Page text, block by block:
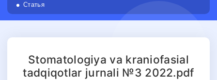
Статья
Stomatologiya va kraniofasial
tadqiqotlar jurnali №3 2022.pdf